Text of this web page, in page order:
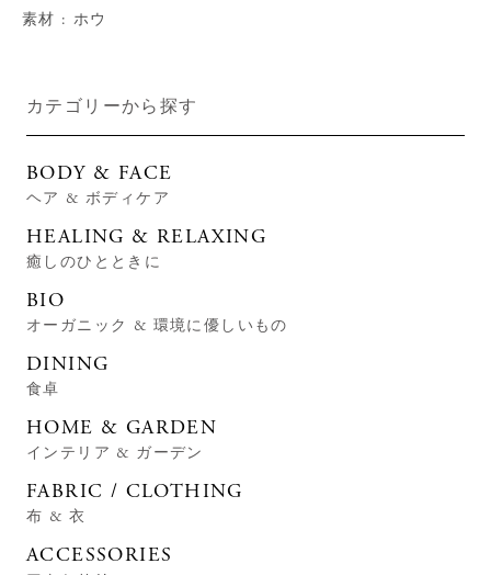
素材 : ホウ
カテゴリーから探す
BODY & FACE
ヘア & ボディケア
HEALING & RELAXING
癒しのひとときに
BIO
オーガニック & 環境に優しいもの
DINING
食卓
HOME & GARDEN
インテリア & ガーデン
FABRIC / CLOTHING
布 & 衣
ACCESSORIES